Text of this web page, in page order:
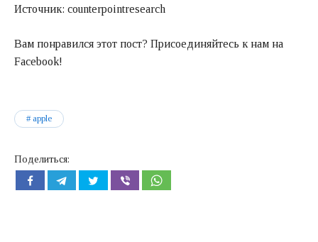
Источник: counterpointresearch
Вам понравился этот пост? Присоединяйтесь к нам на
Facebook!
apple
Поделиться: